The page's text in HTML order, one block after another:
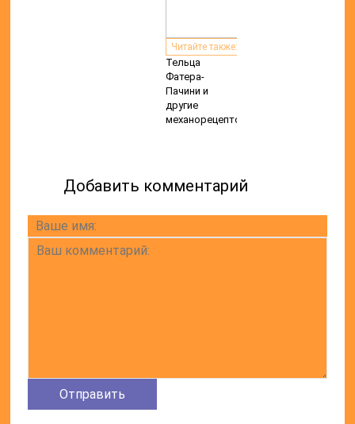
Читайте также:
Тельца
Фатера-
Пачини и
другие
механорецепторы
Добавить комментарий